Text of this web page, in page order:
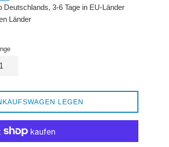
Deutschlands, 3-6 Tage in EU-Länder
Länder
LEGEN